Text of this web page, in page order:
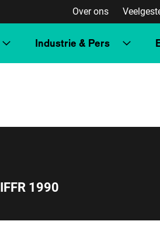
Over ons
Industrie & Pers
IFFR 1990